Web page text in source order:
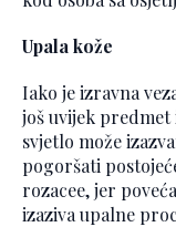
Upala kože
Iako je izravna
još uvijek predmet
svjetlo može
pogoršati
rozacee, jer
izaziva upalne